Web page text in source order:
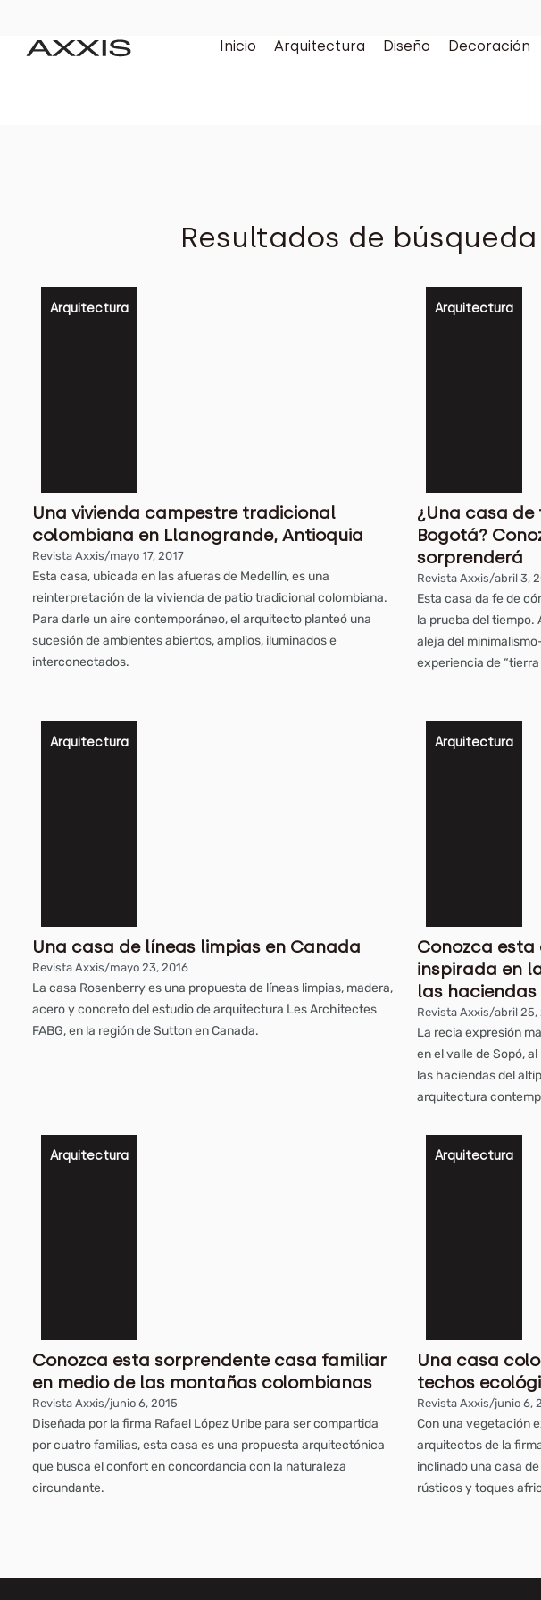
Inicio Arquitectura Diseño Decoración
Resultados de
Arquitectura
Una vivienda campestre tradicional
colombiana en Llanogrande, Antioquia
Revista Axxis/mayo 17, 2017
Esta casa, ubicada en las afueras de Medellín, es una
reinterpretación de la vivienda de patio tradicional colombiana.
Para darle un aire contemporáneo, el arquitecto planteó una
sucesión de ambientes abiertos, amplios, iluminados e
interconectados.
Arquitectura
¿Una casa
Bogotá?
sorprenderá
Revista Axxis/abril 3,
Esta casa da fe de
la prueba del tiempo.
aleja del
experiencia de
Arquitectura
Una casa de líneas limpias en Canada
Revista Axxis/mayo 23, 2016
La casa Rosenberry es una propuesta de líneas limpias, madera,
acero y concreto del estudio de arquitectura Les Architectes
FABG, en la región de Sutton en Canada.
Arquitectura
Conozca esta
inspirada en
las haciendas
Revista Axxis/abril 25,
La recia expresión
en el valle de Sopó,
las haciendas del
arquitectura
Arquitectura
Conozca esta sorprendente casa familiar
en medio de las montañas colombianas
Revista Axxis/junio 6, 2015
Diseñada por la firma Rafael López Uribe para ser compartida
por cuatro familias, esta casa es una propuesta arquitectónica
que busca el confort en concordancia con la naturaleza
circundante.
Arquitectura
Una casa
techos
Revista Axxis/junio 6,
Con una vegetación
arquitectos de la
inclinado una casa
rústicos y toques